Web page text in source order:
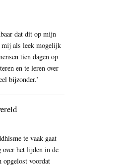
dat dit op mijn
mij als leek mogelijk
tien dagen op
en te leren over
bijzonder.’
te vaak gaat
over het lijden in de
opgelost voordat